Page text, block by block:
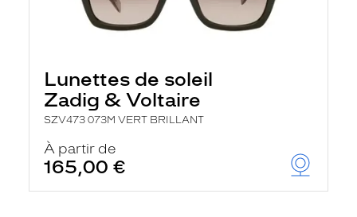
Lunettes de soleil
Zadig & Voltaire
SZV473 073M VERT BRILLANT
À partir de
165,00 €